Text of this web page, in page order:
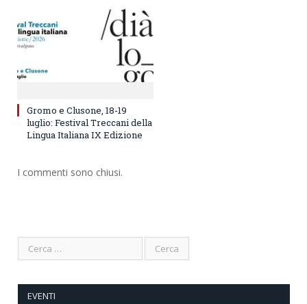
Gromo e Clusone, 18-19
luglio: Festival Treccani della
Lingua Italiana IX Edizione
I commenti sono chiusi.
EVENTI